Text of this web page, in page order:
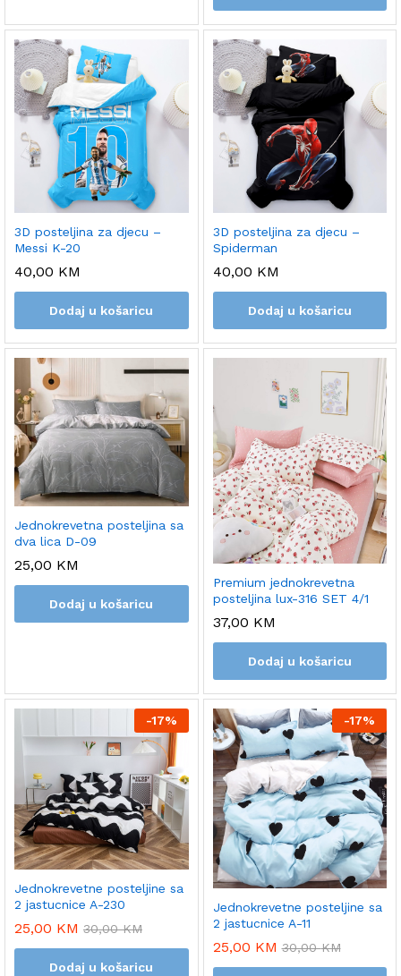
3D posteljina za djecu –
Messi K-20
40,00 KM
Dodaj u košaricu
3D posteljina za djecu –
Spiderman
40,00 KM
Dodaj u košaricu
Jednokrevetna posteljina sa
dva lica D-09
25,00 KM
Dodaj u košaricu
Premium jednokrevetna
posteljina lux-316 SET 4/1
37,00 KM
Dodaj u košaricu
-17%
Jednokrevetne posteljine sa
2 jastucnice A-230
25,00 KM 30,00KM
Dodaj u košaricu
-17%
Jednokrevetne posteljine sa
2 jastucnice A-11
25,00 KM 30,00KM